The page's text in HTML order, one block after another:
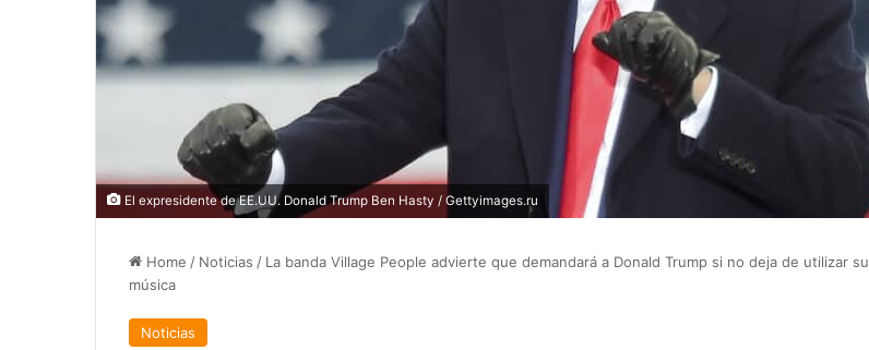
El expresidente de EE.UU. Donald Trump Ben Hasty / Gettyimages.ru
Home / Noticias / La banda Village People advierte que demandará a Donald Trump si no deja de utilizar su
música
Noticias